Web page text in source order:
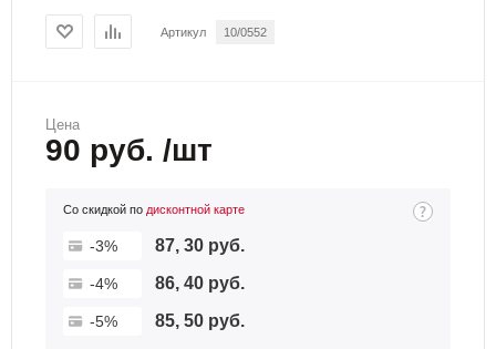
Артикул 10/0552
Цена
90 руб. /шт
Со скидкой по дисконтной карте
-3% 87, 30 руб.
-4% 86, 40 руб.
-5% 85, 50 руб.